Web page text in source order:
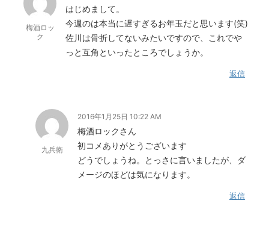
梅酒ロッ
ク
はじめまして。
今週のは本当に遅すぎるお年玉だと思います(笑)
佐川は骨折してないみたいですので、これでや
っと互角といったところでしょうか。
返信
九兵衛
2016年1月25日 10:22 AM
梅酒ロックさん
初コメありがとうございます
どうでしょうね。とっさに言いましたが、ダ
メージのほどは気になります。
返信